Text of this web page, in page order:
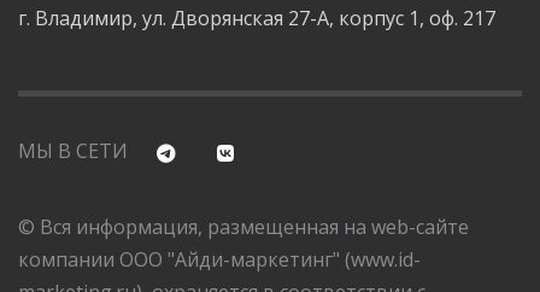
г. Владимир, ул. Дворянская 27-А, корпус 1, оф. 217
МЫ В СЕТИ
© Вся информация, размещенная на web-сайте
компании ООО "Айди-маркетинг" (www.id-